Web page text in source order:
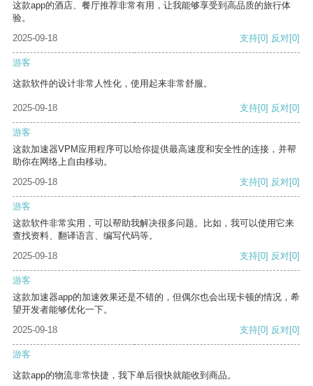
这款app的酒店、餐厅推荐非常有用，让我能够享受到高品质的旅行体
验。
2025-09-18
支持[0] 反对[0]
游客
这款软件的设计非常人性化，使用起来非常舒服。
2025-09-18 支持[0] 反对[0]
游客
这款加速器VPM应用程序可以给你提供最高速度和安全性的连接，并帮
助你在网络上自由移动。
2025-09-18
支持[0] 反对[0]
游客
这款软件非常实用，可以帮助我解决很多问题。比如，我可以使用它来
查找资料、翻译语言、编写代码等。
2025-09-18
支持[0] 反对[0]
游客
这款加速器app的加速效果还是不错的，但偶尔也会出现卡顿的情况，希
望开发者能够优化一下。
2025-09-18
支持[0] 反对[0]
游客
这款app的物流非常快捷，我下单后很快就能收到商品。